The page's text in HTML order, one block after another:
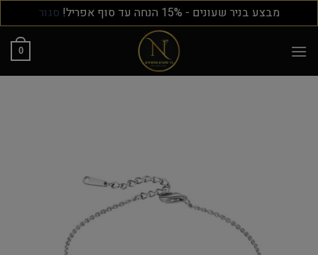
מבצע בניר שעונים - 15% הנחה עד סוף אפריל! סגור
0